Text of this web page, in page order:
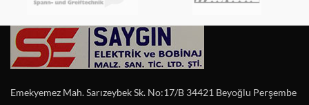
Emekyemez Mah. Sarızeybek Sk. No:17/B 34421 Beyoğlu Perşembe